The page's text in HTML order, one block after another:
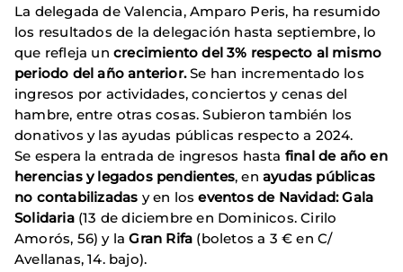
La delegada de Valencia, Amparo Peris, ha resumido
los resultados de la delegación hasta septiembre, lo
que refleja un crecimiento del 3% respecto al mismo
periodo del año anterior.Se han incrementado los
ingresos por actividades, conciertos y cenas del
hambre, entre otras cosas. Subieron también los
donativos y las ayudas públicas respecto a 2024.
Se espera la entrada de ingresos hasta final de año en
herencias y legados pendientes, en ayudas públicas
no contabilizadas y en los eventos de Navidad: Gala
Solidaria (13 de diciembre en Dominicos. Cirilo
Amorós, 56) y laGran Rifa (boletos a 3 € en C/
Avellanas, 14. bajo).